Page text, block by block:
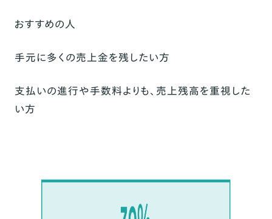
おすすめの人
手元に多くの売上金を残したい方
支払いの進行や手数料よりも、売上残高を重視した
い方